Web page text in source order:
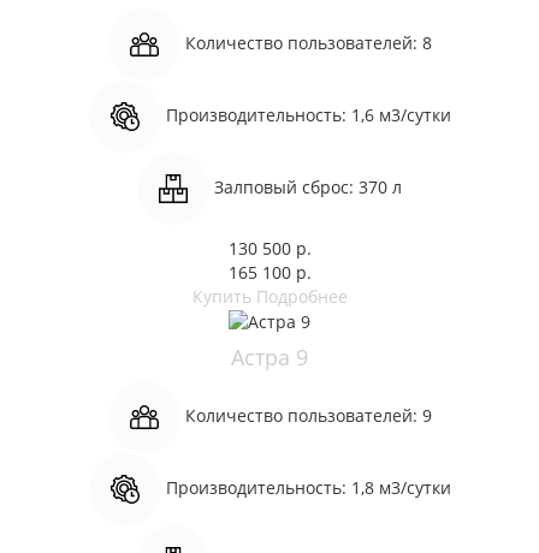
Количество пользователей: 8
Производительность: 1,6 м3/сутки
Залповый сброс: 370 л
130 500 р.
165 100 р.
Купить Подробнее
Астра 9
Количество пользователей: 9
Производительность: 1,8 м3/сутки